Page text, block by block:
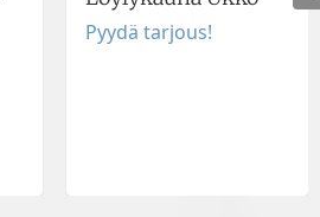
Pyydä tarjous!